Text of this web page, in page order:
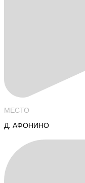
МЕСТО
Д. АФОНИНО